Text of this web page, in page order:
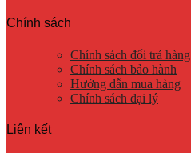
Chính sách
Chính sách đổi trả hàng
Chính sách bảo hành
Hướng dẫn mua hàng
Chính sách đại lý
Liên kết